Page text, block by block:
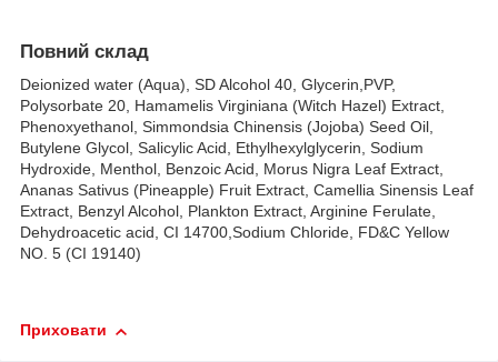
Повний склад
Deionized water (Aqua), SD Alcohol 40, Glycerin,PVP,
Polysorbate 20, Hamamelis Virginiana (Witch Hazel) Extract,
Phenoxyethanol, Simmondsia Chinensis (Jojoba) Seed Oil,
Butylene Glycol, Salicylic Acid, Ethylhexylglycerin, Sodium
Hydroxide, Menthol, Benzoic Acid, Morus Nigra Leaf Extract,
Ananas Sativus (Pineapple) Fruit Extract, Camellia Sinensis Leaf
Extract, Benzyl Alcohol, Plankton Extract, Arginine Ferulate,
Dehydroacetic acid, CI 14700,Sodium Chloride, FD&C Yellow
NO. 5 (CI 19140)
Приховати